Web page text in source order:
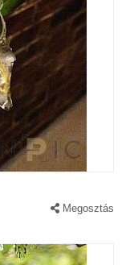
Megosztás